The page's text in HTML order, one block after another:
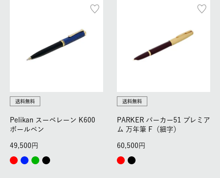
送料無料
Pelikan スーベレーン K600
ボールペン
49,500
送料無料
PARKER パーカー51 プレミア
ム 万年筆 F（細字）
60,500